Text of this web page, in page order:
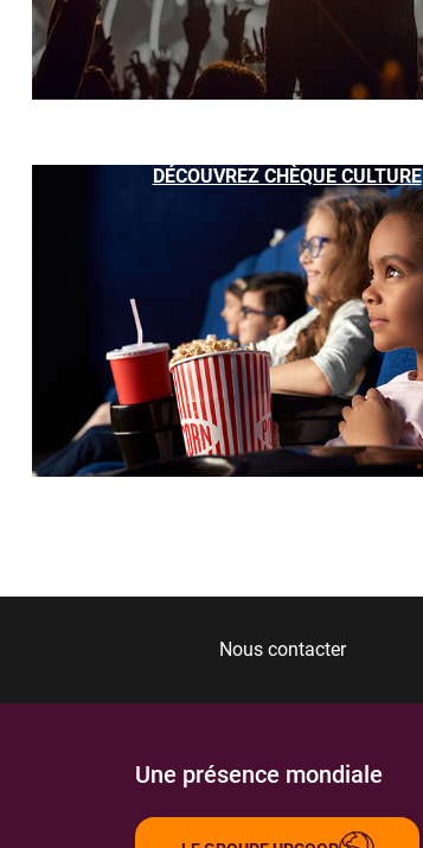
DÉCOUVREZ CHÈQUE CULTURE
Nous contacter
Une présence mondiale